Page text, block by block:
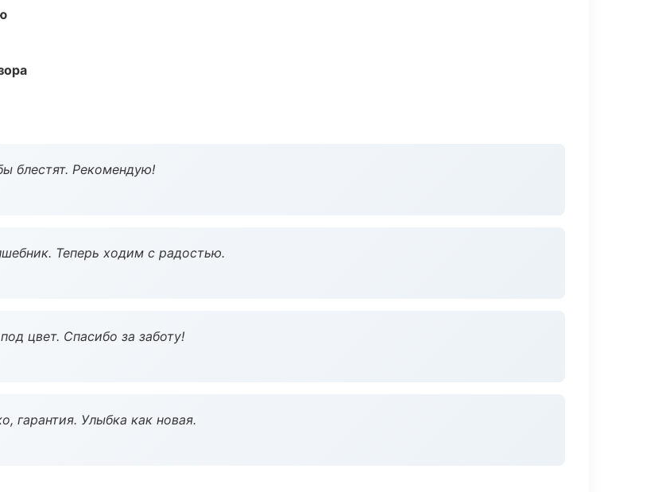
блестят. Рекомендую!
Теперь ходим с радостью.
цвет. Спасибо за заботу!
гарантия. Улыбка как новая.